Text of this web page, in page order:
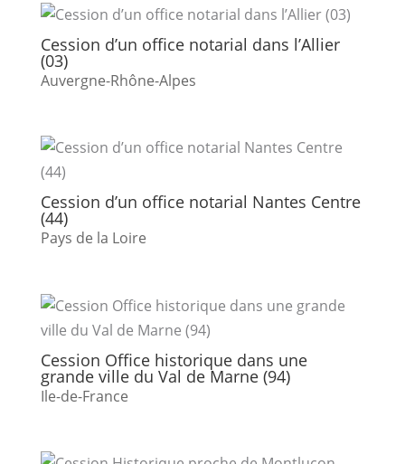
Cession d’un office notarial dans l’Allier
(03)
Auvergne-Rhône-Alpes
Cession d’un office notarial Nantes Centre
(44)
Pays de la Loire
Cession Office historique dans une
grande ville du Val de Marne (94)
Ile-de-France